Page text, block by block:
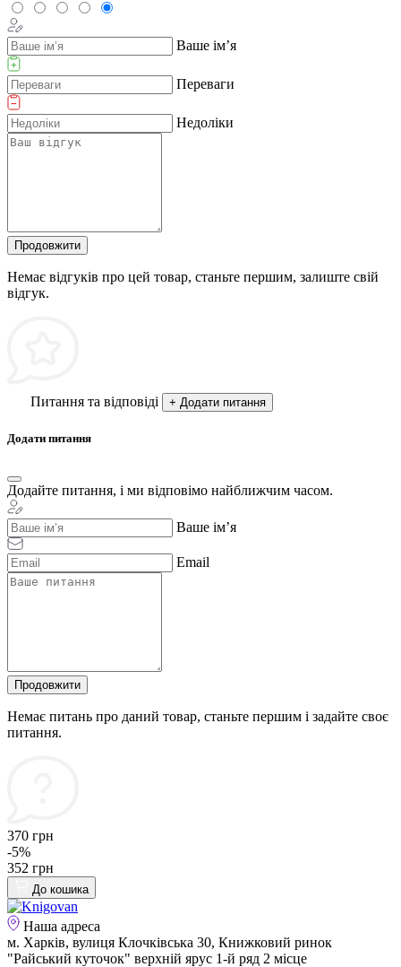
Ваше ім’я
Переваги
Недоліки
Продовжити
Немає відгуків про цей товар, станьте першим, залиште свій
відгук.
Питання та відповіді + Додати питання
Додати питання
Додайте питання, і ми відповімо найближчим часом.
Ваше ім’я
Email
Продовжити
Немає питань про даний товар, станьте першим і задайте своє
питання.
370 грн
-5%
352 грн
До кошика
Наша адреса
м. Харків, вулиця Клочківська 30, Книжковий ринок
"Райський куточок" верхній ярус 1-й ряд 2 місце